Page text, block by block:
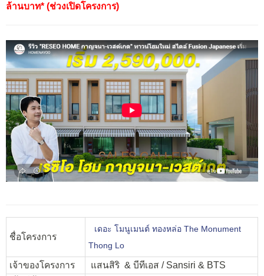
ล้านบาท* (ช่วงเปิดโครงการ)
ชื่อโครงการ
เดอะ โมนูเมนต์ ทองหล่อ The Monument
Thong Lo
เจ้าของโครงการ
แสนสิริ & บีทีเอส / Sansiri & BTS